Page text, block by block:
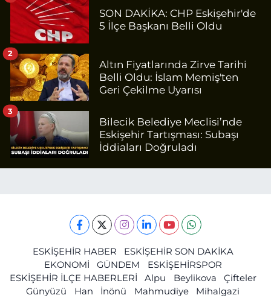
SON DAKİKA: CHP Eskişehir'de
5 İlçe Başkanı Belli Oldu
Altın Fiyatlarında Zirve Tarihi
Belli Oldu: İslam Memiş'ten
Geri Çekilme Uyarısı
2
Bilecik Belediye Meclisi’nde
Eskişehir Tartışması: Subaşı
İddiaları Doğruladı
3
ESKİŞEHİR HABER
ESKİŞEHİR SON DAKİKA
EKONOMİ
GÜNDEM
ESKİŞEHİRSPOR
ESKİŞEHİR İLÇE HABERLERİ
Alpu Beylikova
Çifteler
Günyüzü
Han İnönü Mahmudiye
Mihalgazi